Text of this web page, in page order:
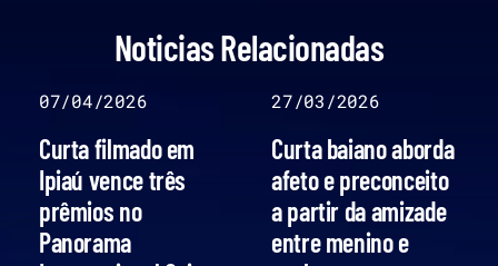
Noticias Relacionadas
07/04/2026
Curta filmado em
Ipiaú vence três
prêmios no
Panorama
27/03/2026
Curta baiano aborda
afeto e preconceito
a partir da amizade
entre menino e